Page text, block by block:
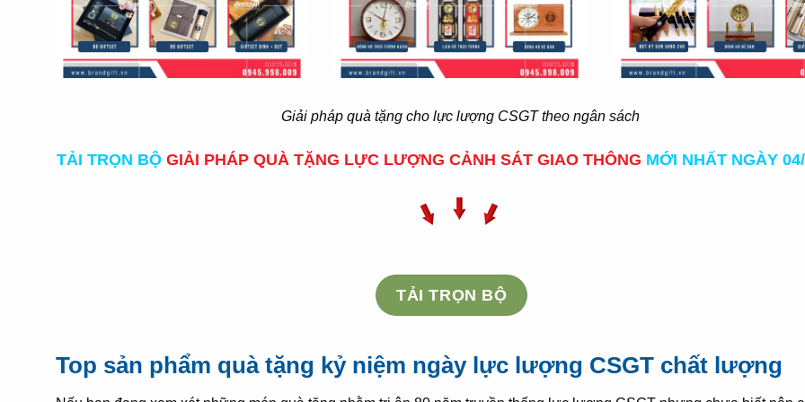
Giải pháp quà tặng cho lực lượng CSGT theo ngân sách
TẢI TRỌN BỘ GIẢI PHÁP QUÀ TẶNG LỰC LƯỢNG CẢNH SÁT GIAO THÔNG MỚI NHẤT NGÀY
TẢI TRỌN BỘ
Top sản phẩm quà tặng kỷ niệm ngày lực lượng CSGT chất lượng